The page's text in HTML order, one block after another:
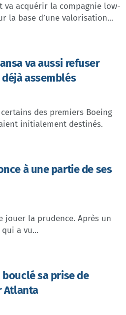
va acquérir la compagnie low-
la base d’une valorisation...
va aussi refuser
assemblés
des premiers Boeing
initialement destinés.
à une partie de ses
jouer la prudence. Après un
a vu...
sa prise de
Atlanta